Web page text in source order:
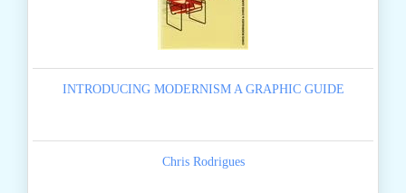
INTRODUCING MODERNISM A GRAPHIC GUIDE
Chris Rodrigues